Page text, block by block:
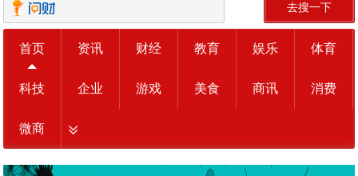
去搜一下
首页 资讯 财经 教育 娱乐 体育
科技 企业 游戏 美食 商讯 消费
微商